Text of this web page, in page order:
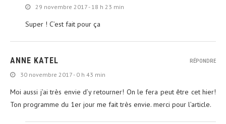
29 novembre 2017 - 18 h 23 min
Super ! C’est fait pour ça
ANNE KATEL
30 novembre 2017 - 0 h 43 min
Moi aussi j’ai très envie d’y retourner! On le fera peut être cet hier!
Ton programme du 1er jour me fait très envie. merci pour l’article.
RÉPONDRE